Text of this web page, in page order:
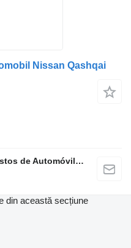
Nissan Qashqai
Full Cars - Importador de Repuestos de Automóviles al Por Mayor
din această secțiune